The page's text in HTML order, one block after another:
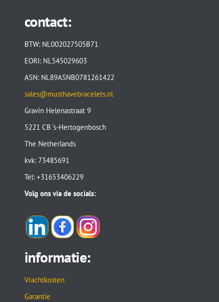
contact:
BTW: NL002027505B71
EORI: NL545029603
ASN: NL89ASNB0781261422
sales@musthavebracelets.nl
Gravin Helenastraat 9
5221 CB ‘s-Hertogenbosch
The Netherlands
kvk: 73485691
Tel: +31653406229
Volg ons via de socials:
informatie:
Vrachtkosten
Garantie